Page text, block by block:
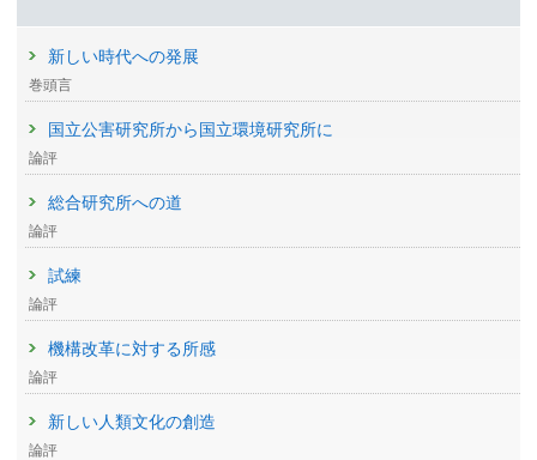
新しい時代への発展
巻頭言
国立公害研究所から国立環境研究所に
論評
総合研究所への道
論評
試練
論評
機構改革に対する所感
論評
新しい人類文化の創造
論評